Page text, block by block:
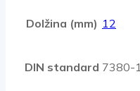
Dolžina (mm) 12
DIN standard 7380-1